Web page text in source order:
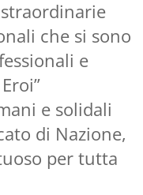
che si sono
e
e solidali
di Nazione,
per tutta